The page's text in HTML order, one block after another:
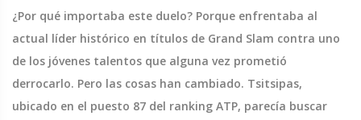
¿Por qué importaba este duelo? Porque enfrentaba al
actual líder histórico en títulos de Grand Slam contra uno
de los jóvenes talentos que alguna vez prometió
derrocarlo. Pero las cosas han cambiado. Tsitsipas,
ubicado en el puesto 87 del ranking ATP, parecía buscar